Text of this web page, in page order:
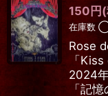
150 円
在庫数
Rose
「
2024
「記